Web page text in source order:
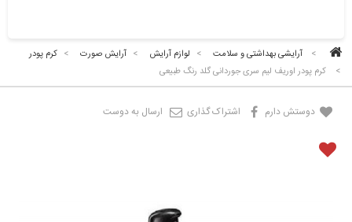
> آرایشی بهداشتی و سلامت > لوازم آرایش > آرایش صورت > کرم پودر
>
کرم پودر اوریف لیم سری جوردانی گلد رنگ طبیعی
دوستش دارم اشتراک گذاری ارسال به دوست